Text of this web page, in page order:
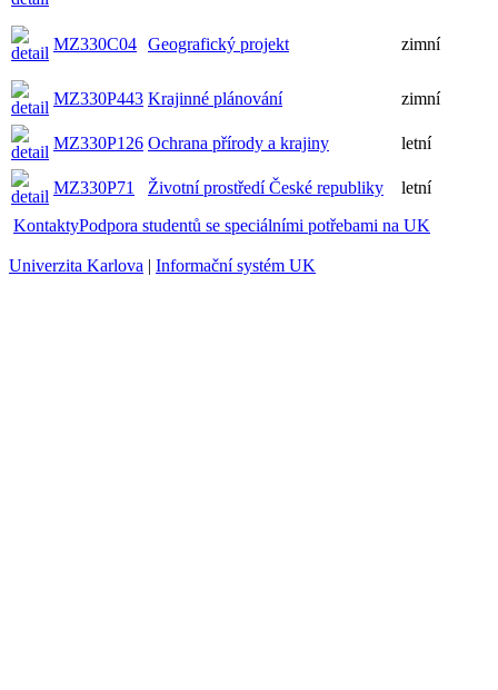
MZ330C04 Geografický projekt zimní
MZ330P443 Krajinné plánování zimní
MZ330P126 Ochrana přírody a krajiny letní
MZ330P71 Životní prostředí České republiky
letní
KontaktyPodpora studentů se speciálními potřebami na UK
Univerzita Karlova | Informační systém UK